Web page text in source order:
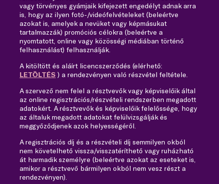
vagy törvényes gyámjaik kifejezett engedélyt adnak arra
is, hogy az ilyen fotó-/videófelvételeket (beleértve
azokat is, amelyek a nevüket vagy képmásukat
tartalmazzák) promóciós célokra (beleértve a
nyomtatott, online vagy közösségi médiában történő
felhasználást) felhasználják.
A kitöltött és aláírt licencszerződés (elérhető:
LETÖLTÉS ) a rendezvényen való részvétel feltétele.
A szervező nem felel a résztvevők vagy képviselőik által
az online regisztrációs/részvételi rendszerben megadott
adatokért. A résztvevők és képviselőik felelőssége, hogy
az általuk megadott adatokat felülvizsgálják és
meggyőződjenek azok helyességéről.
A regisztrációs díj és a részvételi díj semmilyen okból
nem követelhető vissza/visszatéríthető vagy ruházható
át harmadik személyre (beleértve azokat az eseteket is,
amikor a résztvevő bármilyen okból nem vesz részt a
rendezvényen).